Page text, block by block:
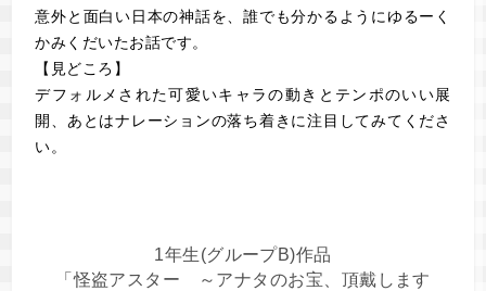
意外と面白い日本の神話を、誰でも分かるようにゆるーく
かみくだいたお話です。
【見どころ】
デフォルメされた可愛いキャラの動きとテンポのいい展
開、あとはナレーションの落ち着きに注目してみてくださ
い。
1年生(グループB)作品
「怪盗アスター ～アナタのお宝、頂戴します